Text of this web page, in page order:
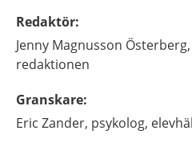
Redaktör:
Jenny Magnusson Österberg,
redaktionen
Granskare:
Eric Zander, psykolog,